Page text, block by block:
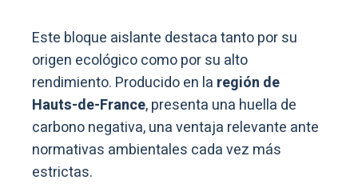
Este bloque aislante destaca tanto por su
origen ecológico como por su alto
rendimiento. Producido en la región de
Hauts-de-France, presenta una huella de
carbono negativa, una ventaja relevante ante
normativas ambientales cada vez más
estrictas.